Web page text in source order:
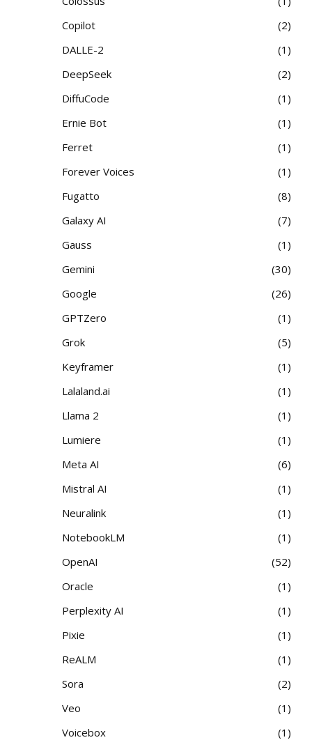
Copilot
2
DALLE-2
1
DeepSeek
2
DiffuCode
1
Ernie Bot
1
Ferret
1
Forever Voices
1
Fugatto
8
Galaxy AI
7
Gauss
1
Gemini
30
Google
26
GPTZero
1
Grok
5
Keyframer
1
Lalaland.ai
1
Llama 2
1
Lumiere
1
Meta AI
6
Mistral AI
1
Neuralink
1
NotebookLM
1
OpenAI
52
Oracle
1
Perplexity AI
1
Pixie
1
ReALM
1
Sora
2
Veo
1
Voicebox
1